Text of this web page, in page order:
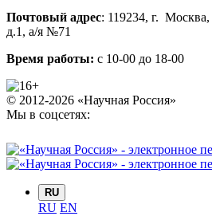
Почтовый адрес: 119234, г. Москва,
д.1 , а/я №71
Время работы: с 10-00 до 18-00
© 2012-2026 «Научная Россия»
Мы в соцсетях:
RU
RU EN